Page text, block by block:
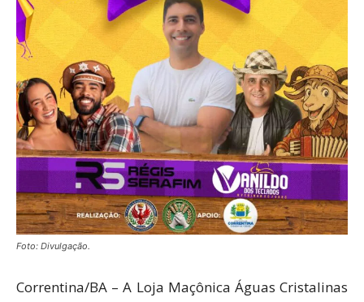
Foto: Divulgação.
Correntina/BA – A Loja Maçônica Águas Cristalinas